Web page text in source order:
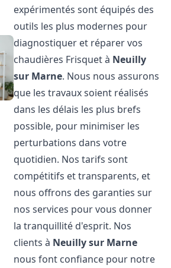
expérimentés sont équipés des
outils les plus modernes pour
diagnostiquer et réparer vos
chaudières Frisquet à Neuilly
sur Marne. Nous nous assurons
que les travaux soient réalisés
dans les délais les plus brefs
possible, pour minimiser les
perturbations dans votre
quotidien. Nos tarifs sont
compétitifs et transparents, et
nous offrons des garanties sur
nos services pour vous donner
la tranquillité d'esprit. Nos
clients à Neuilly sur Marne
nous font confiance pour notre